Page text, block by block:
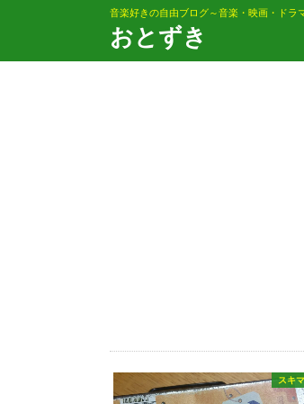
音楽好きの自由ブログ～音楽・映画・ドラ
おとずき
スキ